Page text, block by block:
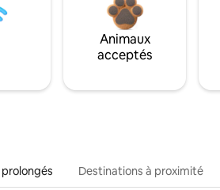
Animaux
acceptés
Destinations à proximité